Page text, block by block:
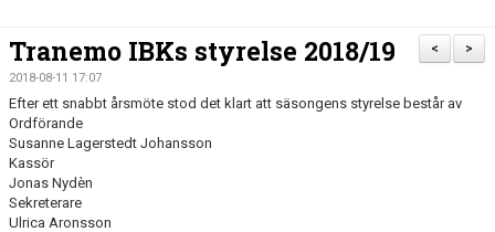
KALENDER
BILDER
DOKUMENT
VÅRA LAG
>
<
Tranemo IBKs styrelse 2018/19
2018-08-11 17:07
Efter ett snabbt årsmöte stod det klart att säsongens styrelse består av
Ordförande
Susanne Lagerstedt Johansson
Kassör
Jonas Nydèn
Sekreterare
Ulrica Aronsson